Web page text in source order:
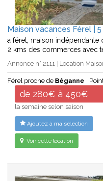
Maison vacances Férel | 5
a férel, maison indépendante
2 kms des commerces avec
Annonce n° 2111 | Location
Férel proche de Béganne
de 280€ à 450€
la semaine selon saison
Ajoutez à ma sélection
Voir cette location